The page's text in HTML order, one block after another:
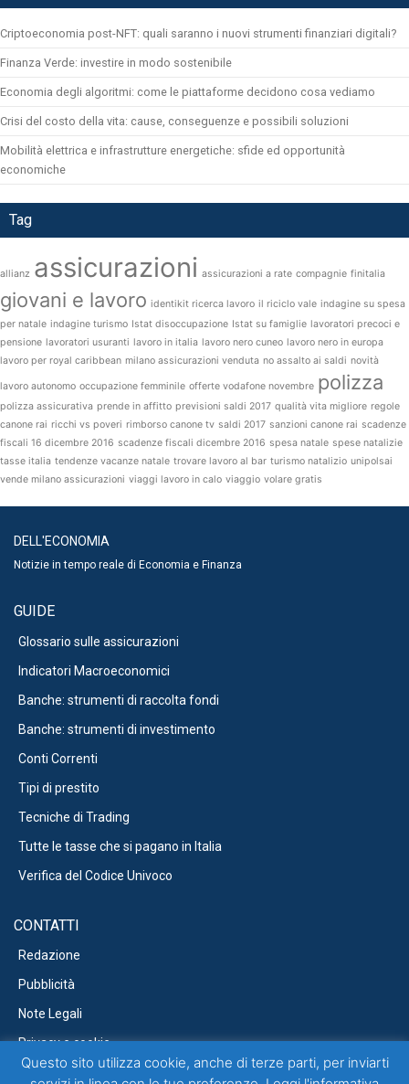
Criptoeconomia post-NFT: quali saranno i nuovi strumenti finanziari digitali?
Finanza Verde: investire in modo sostenibile
Economia degli algoritmi: come le piattaforme decidono cosa vediamo
Crisi del costo della vita: cause, conseguenze e possibili soluzioni
Mobilità elettrica e infrastrutture energetiche: sfide ed opportunità
economiche
Tag
allianz assicurazioni assicurazioni a rate compagnie finitalia
giovani e lavoro identikit ricerca lavoro il riciclo vale indagine su spesa
per natale indagine turismo Istat disoccupazione Istat su famiglie lavoratori precoci e
pensione lavoratori usuranti lavoro in italia lavoro nero cuneo lavoro nero in europa
lavoro per royal caribbean milano assicurazioni venduta no assalto ai saldi novità
lavoro autonomo occupazione femminile offerte vodafone novembre polizza
polizza assicurativa prende in affitto previsioni saldi 2017 qualità vita migliore regole
canone rai ricchi vs poveri rimborso canone tv saldi 2017 sanzioni canone rai scadenze
fiscali 16 dicembre 2016 scadenze fiscali dicembre 2016 spesa natale spese natalizie
tasse italia tendenze vacanze natale trovare lavoro al bar turismo natalizio unipolsai
vende milano assicurazioni viaggi lavoro in calo viaggio volare gratis
DELL'ECONOMIA
Notizie in tempo reale di Economia e Finanza
GUIDE
Glossario sulle assicurazioni
Indicatori Macroeconomici
Banche: strumenti di raccolta fondi
Banche: strumenti di investimento
Conti Correnti
Tipi di prestito
Tecniche di Trading
Tutte le tasse che si pagano in Italia
Verifica del Codice Univoco
CONTATTI
Redazione
Pubblicità
Note Legali
Privacy e cookie
Questo sito utilizza cookie, anche di terze parti, per inviarti